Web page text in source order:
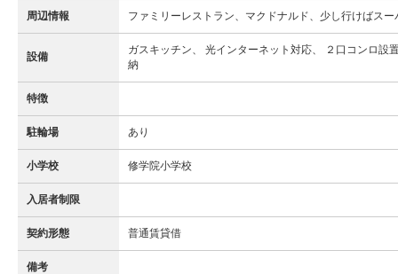
周辺情報 ファミリーレストラン、マクドナルド、少し行けばス
設備
ガスキッチン、 光インターネット対応、 ２口コンロ設
納
特徴
駐輪場 あり
小学校 修学院小学校
入居者制限
契約形態 普通賃貸借
備考